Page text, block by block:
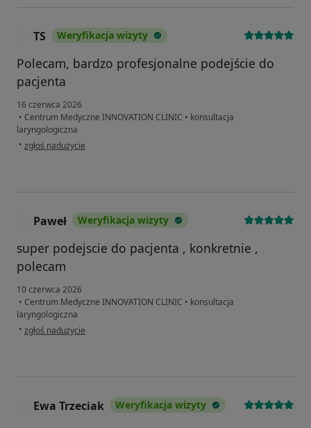
TS Weryfikacja wizyty
Polecam, bardzo profesjonalne podejście do
pacjenta
16 czerwca 2026
• Centrum Medyczne INNOVATION CLINIC • konsultacja
laryngologiczna
• w opinii użytkownika TS
zgłoś nadużycie
Paweł Weryfikacja wizyty
super podejscie do pacjenta , konkretnie ,
polecam
10 czerwca 2026
• Centrum Medyczne INNOVATION CLINIC • konsultacja
laryngologiczna
• w opinii użytkownika Paweł
zgłoś nadużycie
Ewa Trzeciak Weryfikacja wizyty